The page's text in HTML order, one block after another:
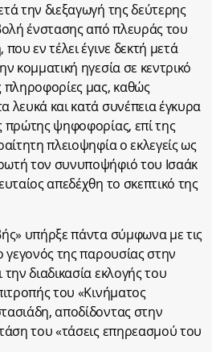
την διεξαγωγή της δεύτερης
ένστασης από πλευράς του
εν τέλει έγινε δεκτή μετά
κομματική ηγεσία σε κεντρικό
πληροφορίες μας, καθώς
λευκά και κατά συνέπεια έγκυρα
πρώτης ψηφοφορίας, επί της
πλειοψηφία ο εκλεγείς ως
τον συνυποψήφιό του Ισαάκ
απεδέχθη το σκεπτικό της
υπήρξε πάντα σύμφωνα με τις
γεγονός της παρουσίας στην
διαδικασία εκλογής του
του «Κινήματος
αποδίδοντας στην
του «τάσεις επηρεασμού του